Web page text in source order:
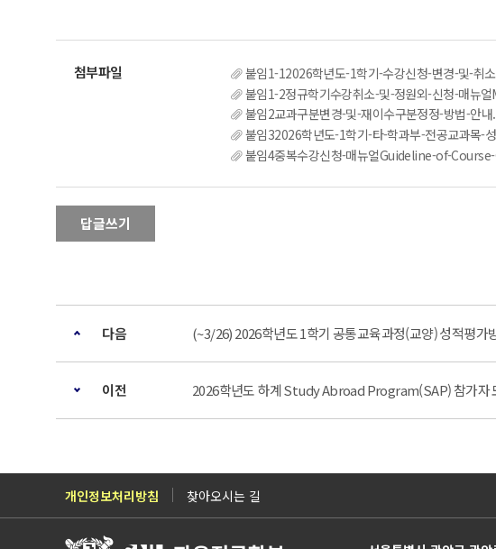
붙임1-12026학년도-1학기-수강신청-변경-및-
붙임1-2정규학기수강취소-및-정원외-신청-매
붙임2교과구분변경-및-재이수구분정정-방법-안
붙임32026학년도-1학기-타-학과부-전공교과
붙임4중복수강신청-매뉴얼Guideline-of-
답글쓰기
다음 (~3/26) 2026학년도 1학기 공통교육과정(교양) 성적평가
이전 2026학년도 하계 Study Abroad Program(SAP) 참가자
개인정보처리방침 찾아오시는 길